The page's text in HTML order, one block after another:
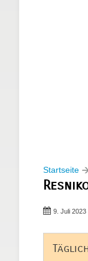
Startseite
9. Juli 2023